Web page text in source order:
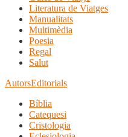
Literatura de Viatges
Manualitats
Multimèdia
Poesia
Regal
Salut
AutorsEditorials
Bíblia
Catequesi
Cristologia